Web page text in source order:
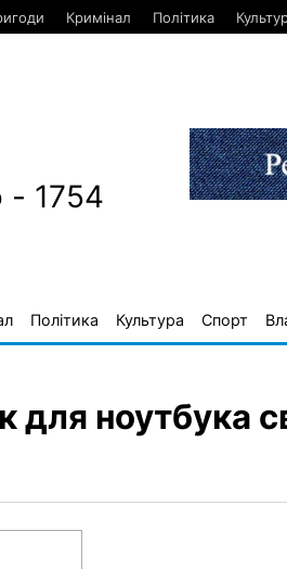
Кримінал Політика
- 1754
Політика Культура Спорт
для ноутбука